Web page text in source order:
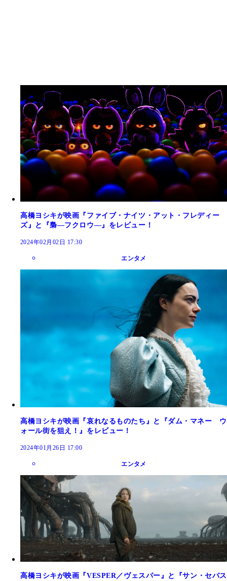
高橋ヨシキが映画『ファイブ・ナイツ・アット・フレディー
ズ』と『梟―フクロウ―』をレビュー！
2024年02月02日 17:30
エンタメ
高橋ヨシキが映画『哀れなるものたち』と『ダム・マネー ウ
ォール街を狙え！』をレビュー！
2024年01月26日 17:00
エンタメ
高橋ヨシキが映画『VESPER／ヴェスパー』と『サン・セバス